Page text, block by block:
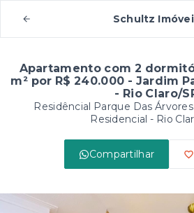
Schultz
Apartamento com 2
m² por R$ 240.000 - Jardim
- Rio Claro/
Residêncial Parque Das
Residencial - Rio
Compartilhar